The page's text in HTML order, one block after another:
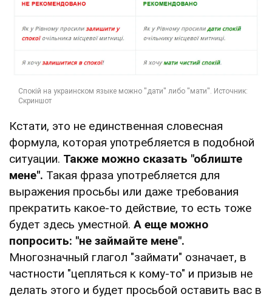
Кстати, это не единственная словесная
формула, которая употребляется в подобной
ситуации. Также можно сказать "облиште
мене". Такая фраза употребляется для
выражения просьбы или даже требования
прекратить какое-то действие, то есть тоже
будет здесь уместной. А еще можно
попросить: "не займайте мене".
Многозначный глагол "займати" означает, в
частности "цепляться к кому-то" и призыв не
делать этого и будет просьбой оставить вас в